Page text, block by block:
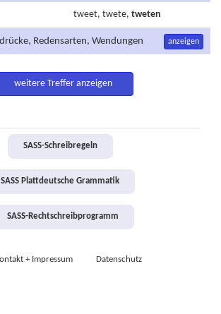
tweet, twete, tweten
Redensarten, Wendungen anzeigen
weitere Treffer anzeigen
SASS-Schreibregeln
SASS Plattdeutsche Grammatik
SASS-Rechtschreibprogramm
+ Impressum Datenschutz